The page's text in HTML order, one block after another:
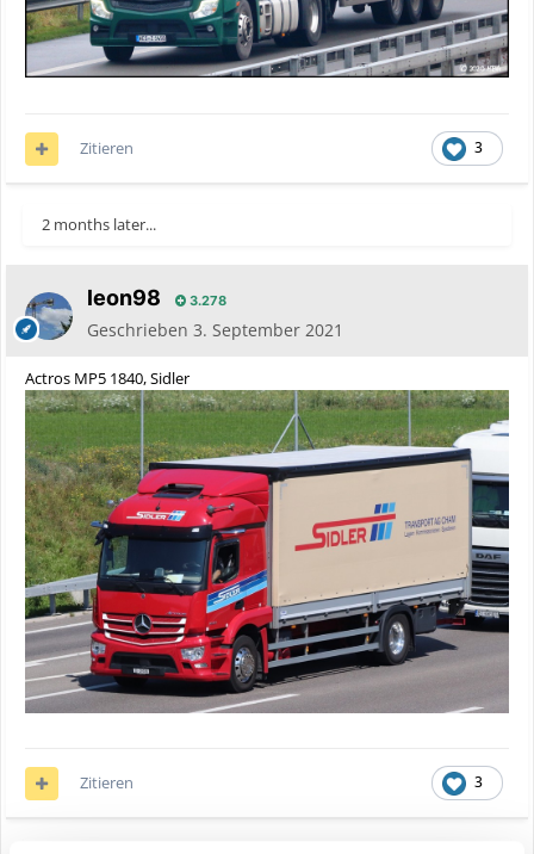
3
Zitieren
2 months later...
leon98 3.278
Geschrieben 3. September 2021
Actros MP5 1840, Sidler
3
Zitieren